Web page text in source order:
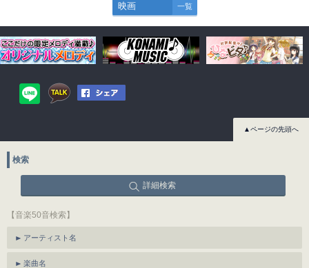
映画 一覧
▲ページの先頭へ
検索
詳細検索
【音楽50音検索】
アーティスト名
楽曲名